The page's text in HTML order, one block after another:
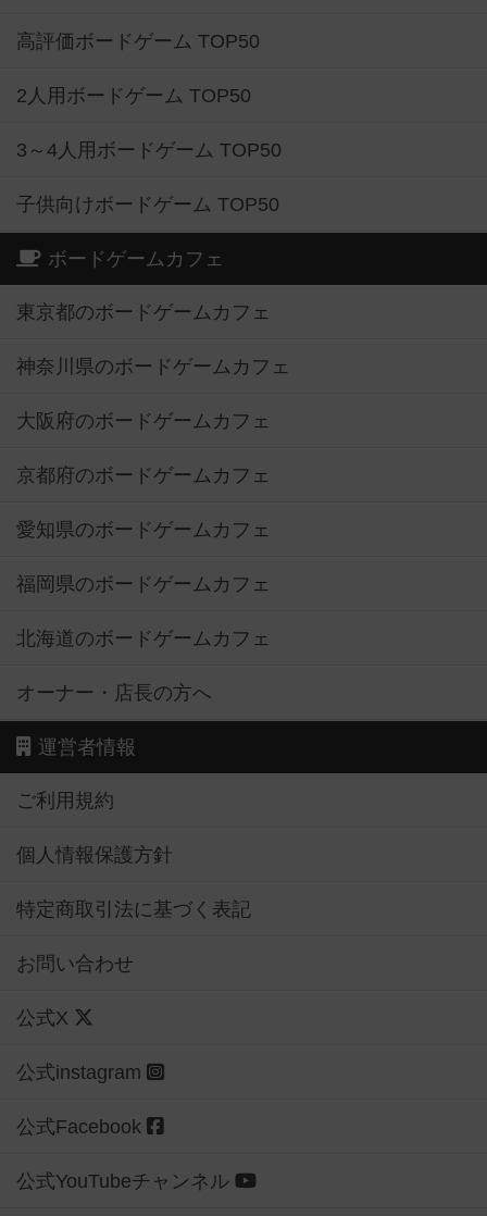
高評価ボードゲーム TOP50
2人用ボードゲーム TOP50
3～4人用ボードゲーム TOP50
子供向けボードゲーム TOP50
ボードゲームカフェ
東京都のボードゲームカフェ
神奈川県のボードゲームカフェ
大阪府のボードゲームカフェ
京都府のボードゲームカフェ
愛知県のボードゲームカフェ
福岡県のボードゲームカフェ
北海道のボードゲームカフェ
オーナー・店長の方へ
運営者情報
ご利用規約
個人情報保護方針
特定商取引法に基づく表記
お問い合わせ
公式X
公式instagram
公式Facebook
公式YouTubeチャンネル